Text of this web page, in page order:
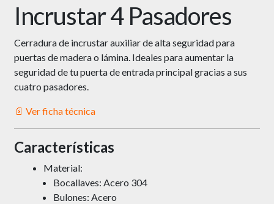
Incrustar 4 Pasadores
Cerradura de incrustar auxiliar de alta seguridad para
puertas de madera o lámina. Ideales para aumentar la
seguridad de tu puerta de entrada principal gracias a sus
cuatro pasadores.
📄 Ver ficha técnica
Características
Material:
Bocallaves: Acero 304
Bulones: Acero